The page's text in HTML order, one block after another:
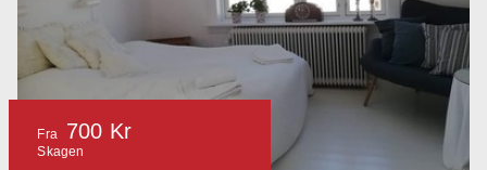
Fra 700 Kr
Skagen